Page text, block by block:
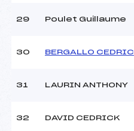
29 Poulet Guillaume
30 BERGALLO CEDRIC
31 LAURIN ANTHONY
32 DAVID CEDRICK